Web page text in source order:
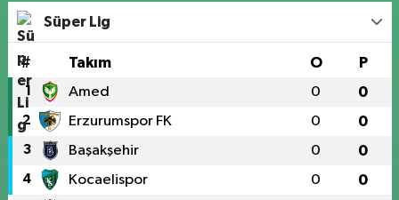
Süper Lig
# Takım O P
1 Amed 0 0
2 Erzurumspor FK 0 0
3 Başakşehir 0 0
4 Kocaelispor 0 0